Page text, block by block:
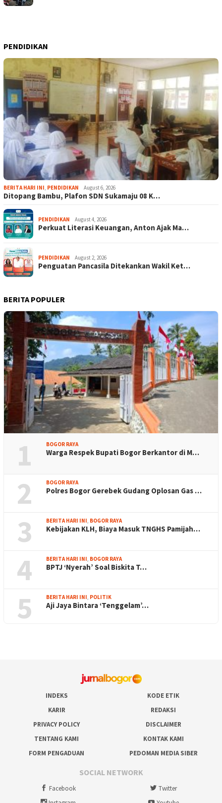
PENDIDIKAN
BERITA HARI INI, PENDIDIKAN August 6, 2026
Ditopang Bambu, Plafon SDN Sukamaju 08 K…
PENDIDIKAN August 4, 2026
Perkuat Literasi Keuangan, Anton Ajak Ma…
PENDIDIKAN August 2, 2026
Penguatan Pancasila Ditekankan Wakil Ket…
BERITA POPULER
1 BOGOR RAYA
Warga Respek Bupati Bogor Berkantor di M…
2 BOGOR RAYA
Polres Bogor Gerebek Gudang Oplosan Gas …
3 BERITA HARI INI BOGOR RAYA
Kebijakan KLH, Biaya Masuk TNGHS Pamijah…
4 BERITA HARI INI BOGOR RAYA
BPTJ ‘Nyerah’ Soal Biskita T…
5 BERITA HARI INI POLITIK
Aji Jaya Bintara ‘Tenggelam’…
INDEKS
KODE ETIK
KARIR
REDAKSI
PRIVACY POLICY
DISCLAIMER
TENTANG KAMI
KONTAK KAMI
FORM PENGADUAN
PEDOMAN MEDIA SIBER
SOCIAL NETWORK
Facebook
Twitter